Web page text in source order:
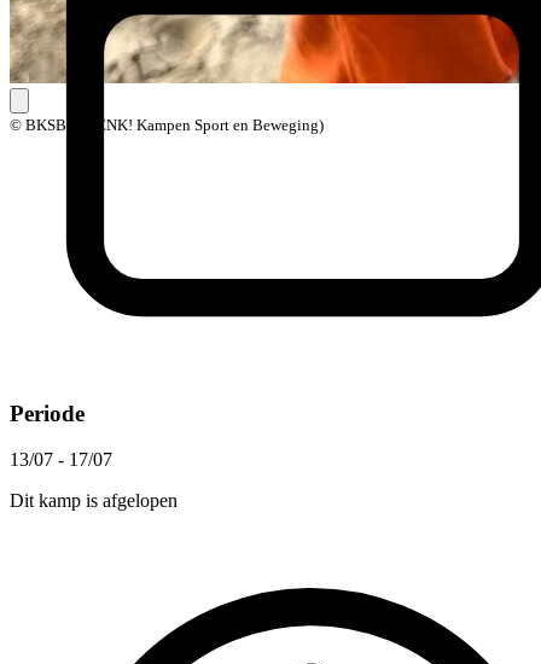
© BKSB (BOENK! Kampen Sport en Beweging)
Periode
13/07 - 17/07
Dit kamp is afgelopen